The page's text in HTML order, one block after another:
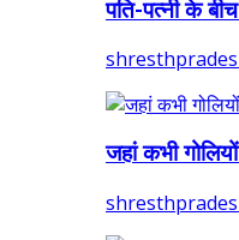
पति-पत्नी के
जहां कभी